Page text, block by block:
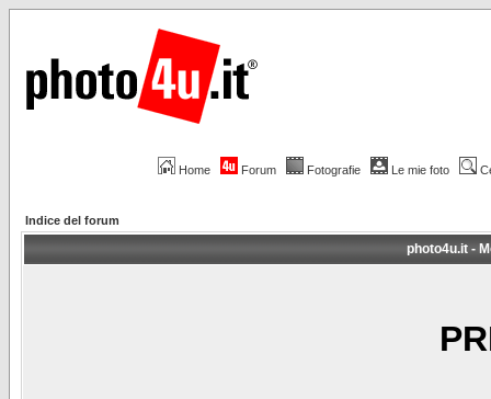
Home Forum Fotografie Le mie foto
Indice del forum
photo4u.it -